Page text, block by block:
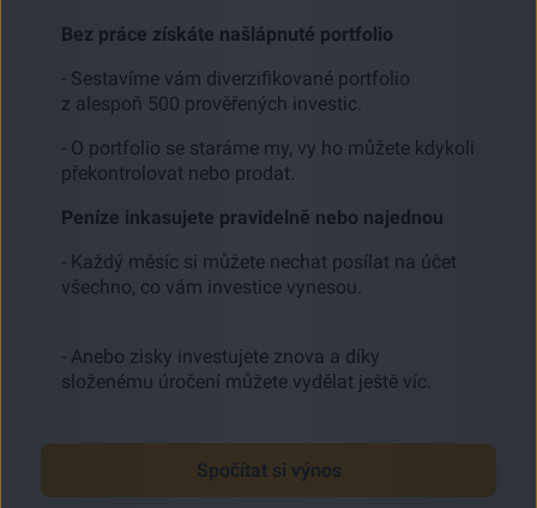
Bez práce získáte našlápnuté portfolio
- Sestavíme vám diverzifikované portfolio
z alespoň 500 prověřených investic.
- O portfolio se staráme my, vy ho můžete kdykoli
překontrolovat nebo prodat.
Peníze inkasujete pravidelně nebo najednou
- Každý měsíc si můžete nechat posílat na účet
všechno, co vám investice vynesou.
- Anebo zisky investujete znova a díky
složenému úročení můžete vydělat ještě víc.
Spočítat si výnos